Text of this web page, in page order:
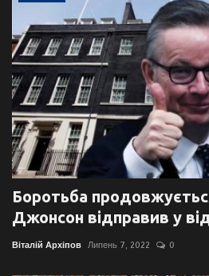
Боротьба
Джонсон відправив у
Віталій Архіпов Липень 7, 2022 0